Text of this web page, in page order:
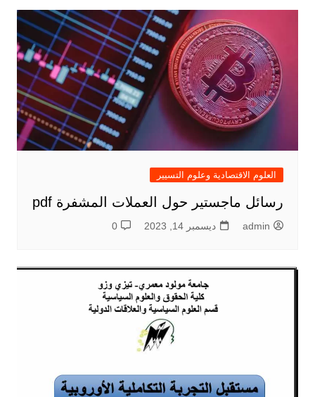
العلوم الاقتصادية وعلوم التسيير
رسائل ماجستير حول العملات المشفرة pdf
admin ديسمبر 14, 2023 0